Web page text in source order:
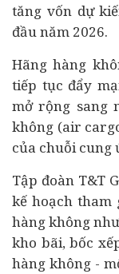
tăng vốn dự
đầu năm 2026.
Hãng hàng
tiếp tục đẩy
mở rộng sang
không (air
của chuỗi cung
Tập đoàn T&T
kế hoạch
hàng không
kho bãi, bốc
hàng không -